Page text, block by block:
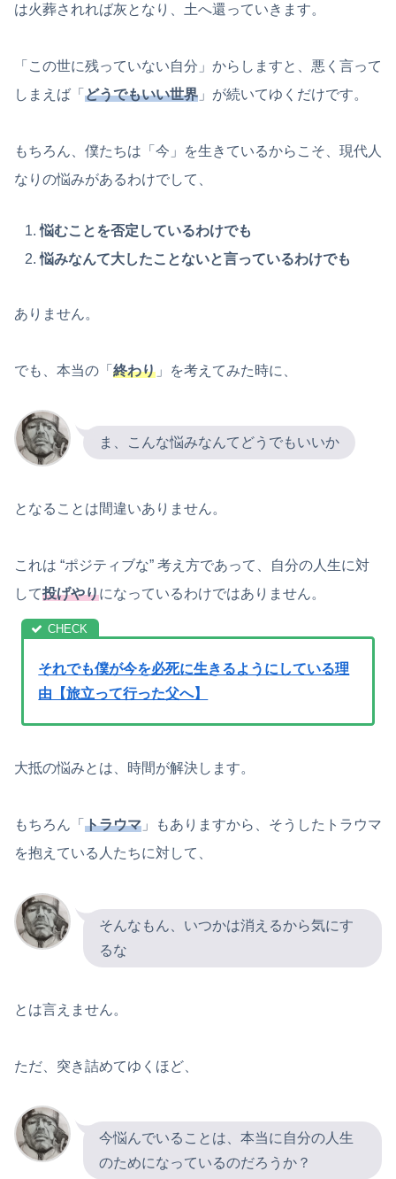
は火葬されれば灰となり、土へ還っていきます。
「この世に残っていない自分」からしますと、悪く言って
しまえば「 どうでもいい世界 」が続いてゆくだけです。
もちろん、僕たちは「今」を生きているからこそ、現代人
なりの悩みがあるわけでして、
悩むことを否定しているわけでも
悩みなんて大したことないと言っているわけでも
ありません。
でも、本当の「 終わり 」を考えてみた時に、
ま、こんな悩みなんてどうでもいいか
となることは間違いありません。
これは “ポジティブな” 考え方であって、自分の人生に対
して投げやりになっているわけではありません。
それでも僕が今を必死に生きるようにしている理
由【旅立って行った父へ】
大抵の悩みとは、時間が解決します。
もちろん「 トラウマ 」もありますから、そうしたトラウマ
を抱えている人たちに対して、
そんなもん、いつかは消えるから気にす
るな
とは言えません。
ただ、突き詰めてゆくほど、
今悩んでいることは、本当に自分の人生
のためになっているのだろうか？